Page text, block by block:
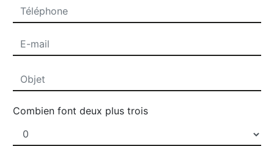
Combien font deux plus trois